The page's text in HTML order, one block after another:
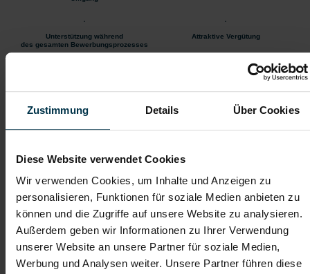
Zustimmung Details Über Cookies
Diese Website verwendet Cookies
Wir verwenden Cookies, um Inhalte und Anzeigen zu
personalisieren, Funktionen für soziale Medien anbieten zu
können und die Zugriffe auf unsere Website zu analysieren.
Außerdem geben wir Informationen zu Ihrer Verwendung
unserer Website an unsere Partner für soziale Medien,
Werbung und Analysen weiter. Unsere Partner führen diese
Unterstützung während
des gesamten Bewerbungsprozesses
Attraktive Vergütung
Wertegeprägte Unternehmenskultur
Starte ab Juni 2026 in einem spannenden
sichere dir die Möglichkeit auf eine dauerhafte
Anstellung in einem erfolgreichen Unternehmen.
Mit WhatsApp bewerben
Jetzt bewerben